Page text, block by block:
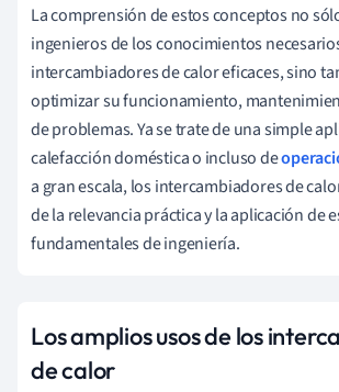
La comprensión de estos conceptos no
ingenieros de los conocimientos
intercambiadores de calor eficaces, sino
optimizar su funcionamiento,
de problemas. Ya se trate de una simple
calefacción doméstica o incluso de
a gran escala, los intercambiadores de
de la relevancia práctica y la aplicación de
fundamentales de ingeniería.
Los amplios usos de los
de calor